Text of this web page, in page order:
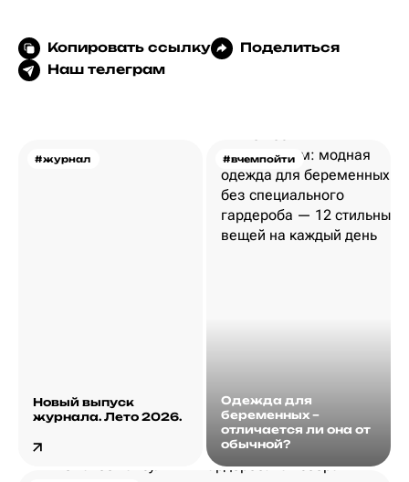
Копировать ссылку
Поделиться
Наш телеграм
#журнал
Новый выпуск
журнала. Лето 2026.
#вчемпойти
Одежда для
беременных –
отличается ли она от
обычной?